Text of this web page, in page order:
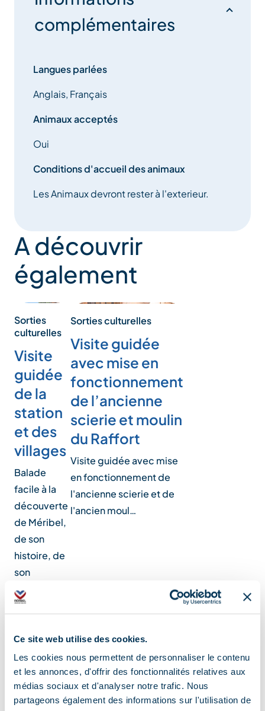
Ce site web utilise des cookies.
Les cookies nous permettent de personnaliser le contenu
et les annonces, d'offrir des fonctionnalités relatives aux
médias sociaux et d'analyser notre trafic. Nous
partageons également des informations sur l'utilisation de
complémentaires
Langues parlées
Anglais, Français
Animaux acceptés
Oui
Conditions d'accueil des animaux
Les Animaux devront rester à l'exterieur.
A découvrir
également
Sorties
culturelles
Visite
guidée
de la
station
et des
villages
Balade
facile à la
découverte
de Méribel,
de son
histoire, de
son
architecture
et de…
Sorties culturelles
Visite guidée
avec mise en
fonctionnement
de l’ancienne
scierie et moulin
du Raffort
Visite guidée avec mise
en fonctionnement de
l'ancienne scierie et de
l'ancien moul…
Services